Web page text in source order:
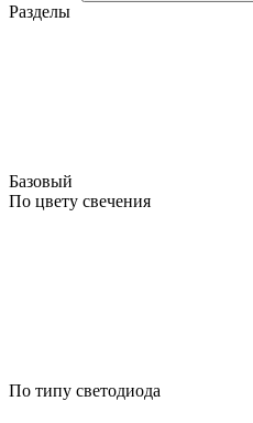
Разделы
Базовый
По цвету свечения
По типу светодиода